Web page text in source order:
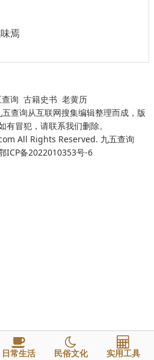
焉
询 古籍史书 老黄历
查询从互联网搜集编辑整理而成，版
有冒犯，请联系我们删除。
All Rights Reserved. 九五查询
ICP备2022010353号-6
日常生活 民俗文化 实用工具